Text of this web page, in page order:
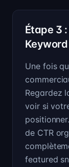
Étape 3
Une fois
Regardez
voir si
de CTR
featured